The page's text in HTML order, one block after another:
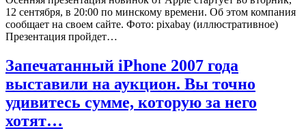
12 сентября, в 20:00 по минскому времени. Об этом компания
сообщает на своем сайте. Фото: pixabay (иллюстративное)
Презентация пройдет…
Запечатанный iPhone 2007 года
выставили на аукцион. Вы точно
удивитесь сумме, которую за него
хотят…